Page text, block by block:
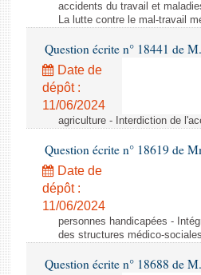
Comptes rendus des débats
accidents du travail et
La lutte contre le mal-travail
Question écrite n° 18441 de
Date de
dépôt :
11/06/2024
agriculture - Interdiction de
Question écrite n° 18619 de
Date de
dépôt :
11/06/2024
personnes handicapées -
des structures médico-
Question écrite n° 18688 de